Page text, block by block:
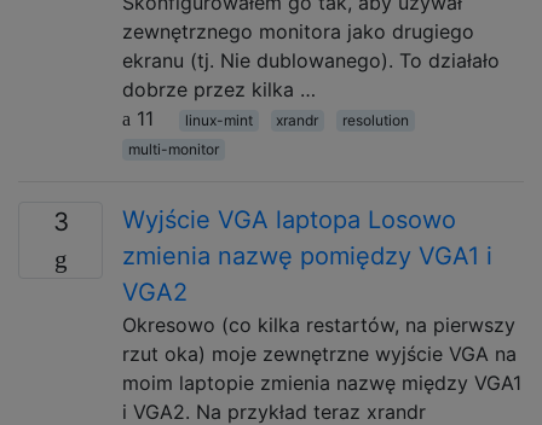
zewnętrznego monitora jako drugiego
ekranu (tj. Nie dublowanego). To działało
dobrze przez kilka …
11
linux-mint xrandr
resolution
multi-monitor
3
Wyjście VGA laptopa Losowo
zmienia nazwę pomiędzy VGA1 i
VGA2
Okresowo (co kilka restartów, na pierwszy
rzut oka) moje zewnętrzne wyjście VGA na
moim laptopie zmienia nazwę między VGA1
i VGA2. Na przykład teraz xrandr